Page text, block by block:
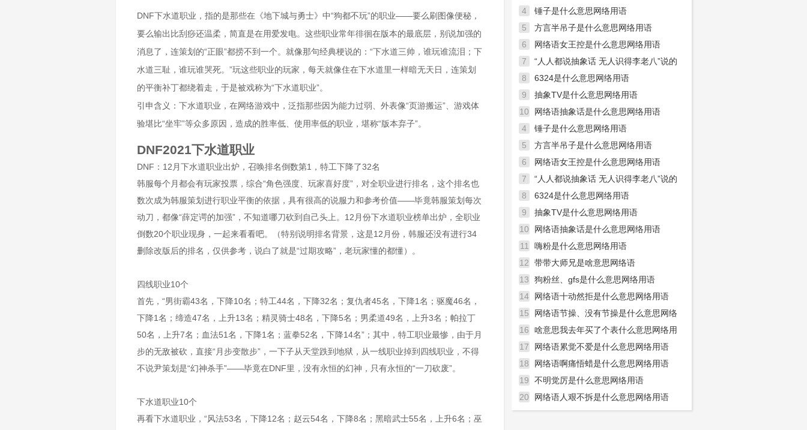
DNF下水道职业，指的是那些在《地下城与勇士》中“狗都不玩”的职业——要么刷图像便秘，
要么输出比刮痧还温柔，简直是在用爱发电。这些职业常年徘徊在版本的最底层，别说加强的
消息了，连策划的“正眼”都捞不到一个。就像那句经典梗说的：“下水道三帅，谁玩谁流泪；下
水道三耻，谁玩谁哭死。”玩这些职业的玩家，每天就像住在下水道里一样暗无天日，连策划
的平衡补丁都绕着走，于是被戏称为“下水道职业”。
引申含义：下水道职业，在网络游戏中，泛指那些因为能力过弱、外表像“页游搬运”、游戏体
验堪比“坐牢”等众多原因，造成的胜率低、使用率低的职业，堪称“版本弃子”。
DNF2021下水道职业
DNF：12月下水道职业出炉，召唤排名倒数第1，特工下降了32名
韩服每个月都会有玩家投票，综合“角色强度、玩家喜好度”，对全职业进行排名，这个排名也
数次成为韩服策划进行职业平衡的依据，具有很高的说服力和参考价值——毕竟韩服策划每次
动刀，都像“薛定谔的加强”，不知道哪刀砍到自己头上。12月份下水道职业榜单出炉，全职业
倒数20个职业现身，一起来看看吧。（特别说明排名背景，这是12月份，韩服还没有进行34
删除改版后的排名，仅供参考，说白了就是“过期攻略”，老玩家懂的都懂）。
四线职业10个
首先，“男街霸43名，下降10名；特工44名，下降32名；复仇者45名，下降1名；驱魔46名，
下降1名；缔造47名，上升13名；精灵骑士48名，下降5名；男柔道49名，上升3名；帕拉丁
50名，上升7名；血法51名，下降1名；蓝拳52名，下降14名”；其中，特工职业最惨，由于月
步的无敌被砍，直接“月步变散步”，一下子从天堂跌到地狱，从一线职业掉到四线职业，不得
不说尹策划是“幻神杀手”——毕竟在DNF里，没有永恒的幻神，只有永恒的“一刀砍废”。
下水道职业10个
再看下水道职业，“风法53名，下降12名；赵云54名，下降8名；黑暗武士55名，上升6名；巫
4
锤子是什么意思网络用语
5
方言半吊子是什么意思网络用语
6
网络语女王控是什么意思网络用语
7
“人人都说抽象话 无人识得李老八”说的
到底是怎么回事
8
6324是什么意思网络用语
9
抽象TV是什么意思网络用语
10
网络语抽象话是什么意思网络用语
4
锤子是什么意思网络用语
5
方言半吊子是什么意思网络用语
6
网络语女王控是什么意思网络用语
7
“人人都说抽象话 无人识得李老八”说的
到底是怎么回事
8
6324是什么意思网络用语
9
抽象TV是什么意思网络用语
10
网络语抽象话是什么意思网络用语
11
嗨粉是什么意思网络用语
12
带带大师兄是啥意思网络语
13
狗粉丝、gfs是什么意思网络用语
14
网络语十动然拒是什么意思网络用语
15
网络语节操、没有节操是什么意思网络
用语
16
啥意思我去年买了个表什么意思网络用
语
17
网络语累觉不爱是什么意思网络用语
18
网络语啊痛悟蜡是什么意思网络用语
19
不明觉厉是什么意思网络用语
20
网络语人艰不拆是什么意思网络用语